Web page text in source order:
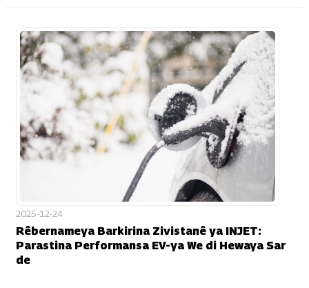
2025-12-24
Rêbernameya Barkirina Zivistanê ya INJET:
Parastina Performansa EV-ya We di Hewaya Sar
de